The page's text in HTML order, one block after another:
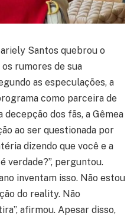
Santos quebrou o
rumores de sua
as especulações, a
como parceira de
decepção dos fãs, a Gêmea
ao ser questionada por
dizendo que você e a
verdade?”, perguntou.
inventam isso. Não estou
do reality. Não
afirmou. Apesar disso,